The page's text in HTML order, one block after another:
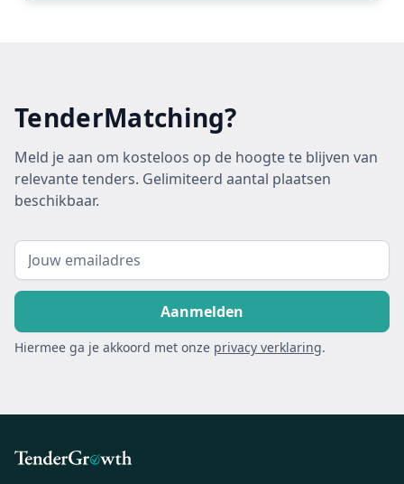
TenderMatching?
Meld je aan om kosteloos op de hoogte te blijven van
relevante tenders. Gelimiteerd aantal plaatsen
beschikbaar.
Hiermee ga je akkoord met onze privacy verklaring.